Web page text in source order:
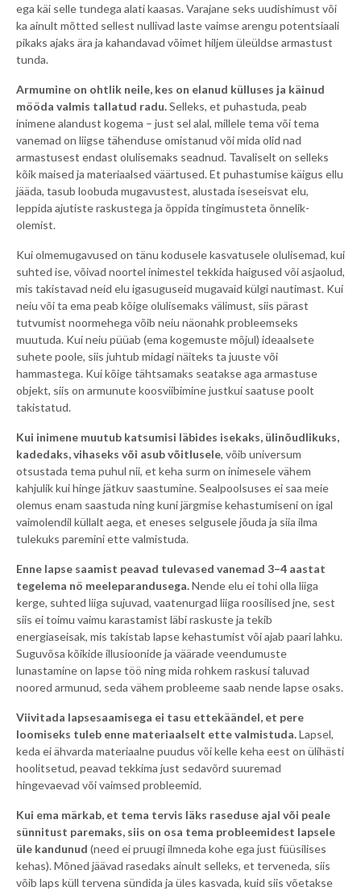
ega käi selle tundega alati kaasas. Varajane seks uudishimust või
ka ainult mõtted sellest nullivad laste vaimse arengu potentsiaali
pikaks ajaks ära ja kahandavad võimet hiljem üleüldse armastust
tunda.
Armumine on ohtlik neile, kes on elanud külluses ja käinud
mööda valmis tallatud radu.Selleks, et puhastuda, peab
inimene alandust kogema – just sel alal, millele tema või tema
vanemad on liigse tähenduse omistanud või mida olid nad
armastusest endast olulisemaks seadnud. Tavaliselt on selleks
kõik maised ja materiaalsed väärtused. Et puhastumise käigus ellu
jääda, tasub loobuda mugavustest, alustada iseseisvat elu,
leppida ajutiste raskustega ja õppida tingimusteta õnnelik-
olemist.
Kui olmemugavused on tänu kodusele kasvatusele olulisemad, kui
suhted ise, võivad noortel inimestel tekkida haigused või asjaolud,
mis takistavad neid elu igasuguseid mugavaid külgi nautimast. Kui
neiu või ta ema peab kõige olulisemaks välimust, siis pärast
tutvumist noormehega võib neiu näonahk probleemseks
muutuda. Kui neiu püüab (ema kogemuste mõjul) ideaalsete
suhete poole, siis juhtub midagi näiteks ta juuste või
hammastega. Kui kõige tähtsamaks seatakse aga armastuse
objekt, siis on armunute koosviibimine justkui saatuse poolt
takistatud.
Kui inimene muutub katsumisi läbides isekaks, ülinõudlikuks,
kadedaks, vihaseks või asub võitlusele, võib universum
otsustada tema puhul nii, et keha surm on inimesele vähem
kahjulik kui hinge jätkuv saastumine. Sealpoolsuses ei saa meie
olemus enam saastuda ning kuni järgmise kehastumiseni on igal
vaimolendil küllalt aega, et eneses selgusele jõuda ja siia ilma
tulekuks paremini ette valmistuda.
Enne lapse saamist peavad tulevased vanemad 3–4 aastat
tegelema nö meeleparandusega.Nende elu ei tohi olla liiga
kerge, suhted liiga sujuvad, vaatenurgad liiga roosilised jne, sest
siis ei toimu vaimu karastamist läbi raskuste ja tekib
energiaseisak, mis takistab lapse kehastumist või ajab paari lahku.
Suguvõsa kõikide illusioonide ja väärade veendumuste
lunastamine on lapse töö ning mida rohkem raskusi taluvad
noored armunud, seda vähem probleeme saab nende lapse osaks.
Viivitada lapsesaamisega ei tasu ettekäändel, et pere
loomiseks tuleb enne materiaalselt ette valmistuda.Lapsel,
keda ei ähvarda materiaalne puudus või kelle keha eest on ülihästi
hoolitsetud, peavad tekkima just sedavõrd suuremad
hingevaevad või vaimsed probleemid.
Kui ema märkab, et tema tervis läks raseduse ajal või peale
sünnitust paremaks, siis on osa tema probleemidest lapsele
üle kandunud (need ei pruugi ilmneda kohe ega just füüsilises
kehas). Mõned jäävad rasedaks ainult selleks, et terveneda, siis
võib laps küll tervena sündida ja üles kasvada, kuid siis võetakse